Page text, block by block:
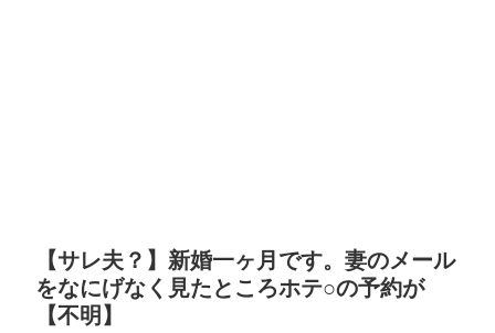
【サレ夫？】新婚一ヶ月です。妻のメール
をなにげなく見たところホテ○の予約が
【不明】